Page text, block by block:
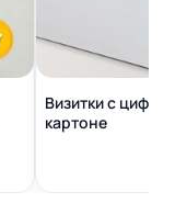
Визитки с
картоне